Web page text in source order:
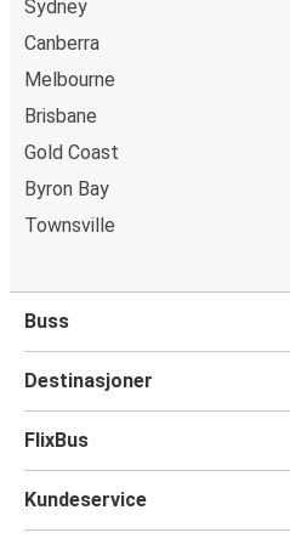
Sydney
Canberra
Melbourne
Brisbane
Gold Coast
Byron Bay
Townsville
Buss
Destinasjoner
FlixBus
Kundeservice